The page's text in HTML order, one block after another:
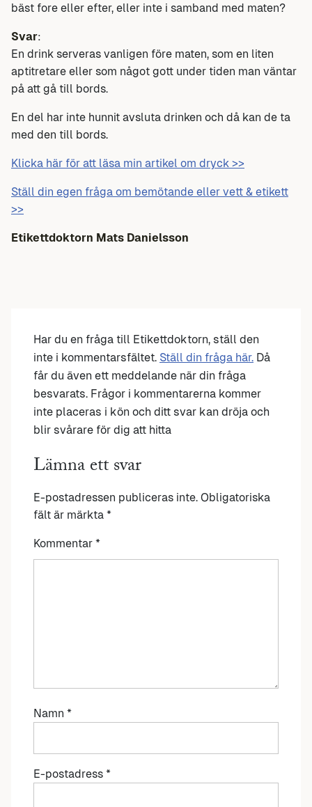
bäst fore eller efter, eller inte i samband med maten?
Svar:
En drink serveras vanligen före maten, som en liten
aptitretare eller som något gott under tiden man väntar
på att gå till bords.
En del har inte hunnit avsluta drinken och då kan de ta
med den till bords.
Klicka här för att läsa min artikel om dryck >>
Ställ din egen fråga om bemötande eller vett & etikett
>>
Etikettdoktorn Mats Danielsson
Har du en fråga till Etikettdoktorn, ställ den
inte i kommentarsfältet. Ställ din fråga här. Då
får du även ett meddelande när din fråga
besvarats. Frågor i kommentarerna kommer
inte placeras i kön och ditt svar kan dröja och
blir svårare för dig att hitta
Lämna ett svar
E-postadressen publiceras inte. Obligatoriska
fält är märkta *
Kommentar *
Namn *
E-postadress *